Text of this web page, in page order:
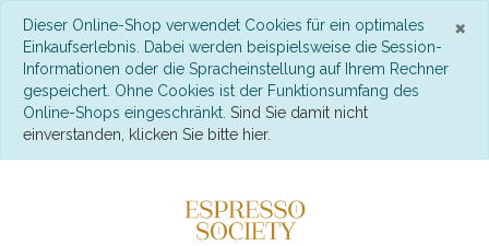
×
Dieser Online-Shop verwendet Cookies für ein optimales
Einkaufserlebnis. Dabei werden beispielsweise die Session-
Informationen oder die Spracheinstellung auf Ihrem Rechner
gespeichert. Ohne Cookies ist der Funktionsumfang des
Online-Shops eingeschränkt. Sind Sie damit nicht
einverstanden, klicken Sie bitte hier.